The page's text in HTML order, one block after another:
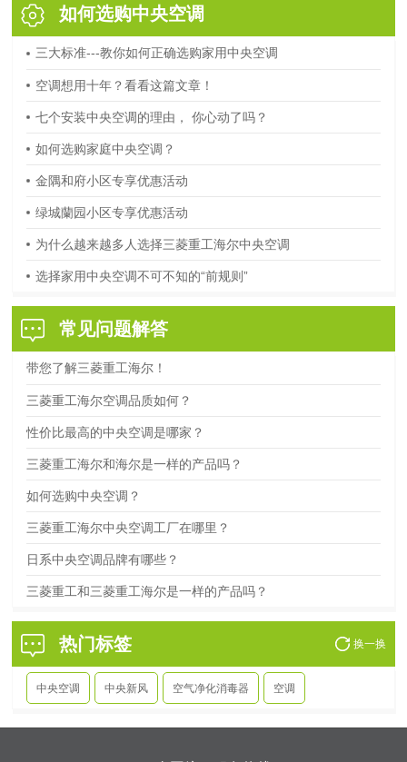
如何选购中央空调
三大标准---教你如何正确选购家用中央空调
空调想用十年？看看这篇文章！
七个安装中央空调的理由， 你心动了吗？
如何选购家庭中央空调？
金隅和府小区专享优惠活动
绿城蘭园小区专享优惠活动
为什么越来越多人选择三菱重工海尔中央空调
选择家用中央空调不可不知的“前规则”
常见问题解答
带您了解三菱重工海尔！
三菱重工海尔空调品质如何？
性价比最高的中央空调是哪家？
三菱重工海尔和海尔是一样的产品吗？
如何选购中央空调？
三菱重工海尔中央空调工厂在哪里？
日系中央空调品牌有哪些？
三菱重工和三菱重工海尔是一样的产品吗？
热门标签
中央空调 中央新风 空气净化消毒器 空调